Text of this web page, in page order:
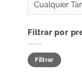
Filtrar por
Filtrar